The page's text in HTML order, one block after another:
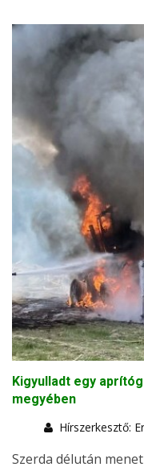
Kigyulladt egy
megyében
Hírszerkesztő:
Szerda délután